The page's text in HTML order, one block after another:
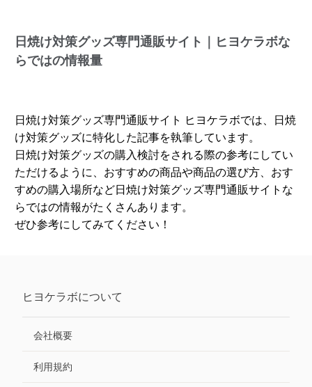
日焼け対策グッズ専門通販サイト｜ヒヨケラボな
らではの情報量
日焼け対策グッズ専門通販サイト ヒヨケラボでは、日焼
け対策グッズに特化した記事を執筆しています。
日焼け対策グッズの購入検討をされる際の参考にしてい
ただけるように、おすすめの商品や商品の選び方、おす
すめの購入場所など日焼け対策グッズ専門通販サイトな
らではの情報がたくさんあります。
ぜひ参考にしてみてください！
ヒヨケラボについて
会社概要
利用規約